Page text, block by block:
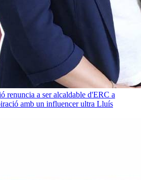
renuncia a ser alcaldable d'ERC a
amb un influencer ultra Lluís